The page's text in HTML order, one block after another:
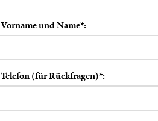
Vorname und Name*:
Telefon (für Rückfragen)*: